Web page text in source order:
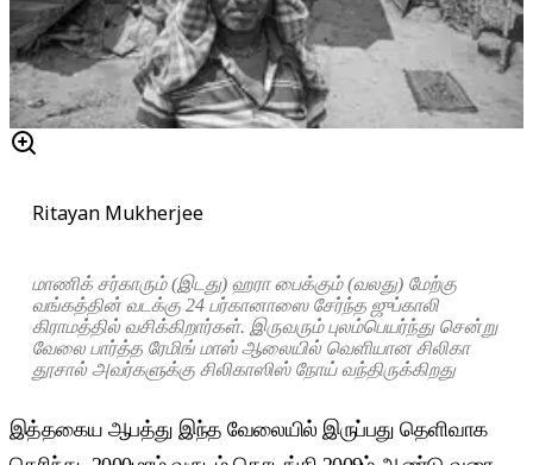
Ritayan Mukherjee
மாணிக் சர்காரும் (இடது) ஹரா பைக்கும் (வலது) மேற்கு
வங்கத்தின் வடக்கு 24 பர்கானாஸை சேர்ந்த ஜுப்காலி
கிராமத்தில் வசிக்கிறார்கள். இருவரும் புலம்பெயர்ந்து சென்று
வேலை பார்த்த ரேமிங் மாஸ் ஆலையில் வெளியான சிலிகா
தூசால் அவர்களுக்கு சிலிகாஸிஸ் நோய் வந்திருக்கிறது
இத்தகைய ஆபத்து இந்த வேலையில் இருப்பது தெளிவாக